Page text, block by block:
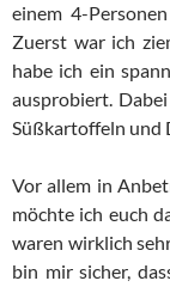
einem 4-
Zuerst war ich
habe ich ein
ausprobiert.
Süßkartoffeln und
Vor allem in
möchte ich euch
waren wirklich
bin mir sicher,